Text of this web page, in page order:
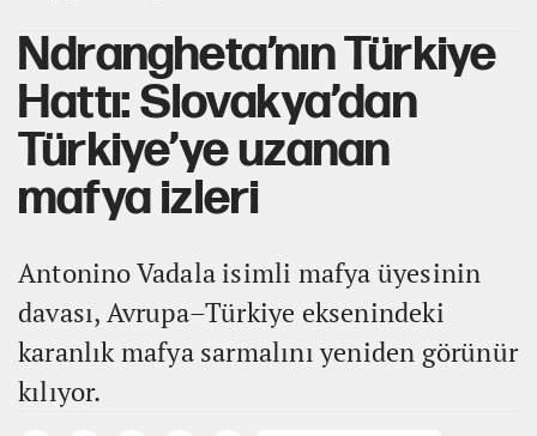
Ndrangheta’nın Türkiye
Hattı: Slovakya’dan
Türkiye’ye uzanan
mafya izleri
Antonino Vadala isimli mafya üyesinin
davası, Avrupa–Türkiye eksenindeki
karanlık mafya sarmalını yeniden görünür
kılıyor.